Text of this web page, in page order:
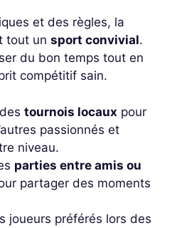
et des règles, la
tout un sport convivial.
du bon temps tout en
compétitif sain.
tournois locaux pour
passionnés et
niveau.
parties entre amis ou
partager des moments
joueurs préférés lors des